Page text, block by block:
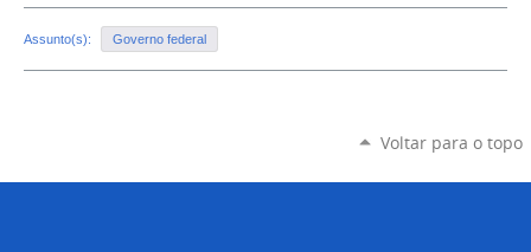
Assunto(s): Governo federal
Voltar para o topo